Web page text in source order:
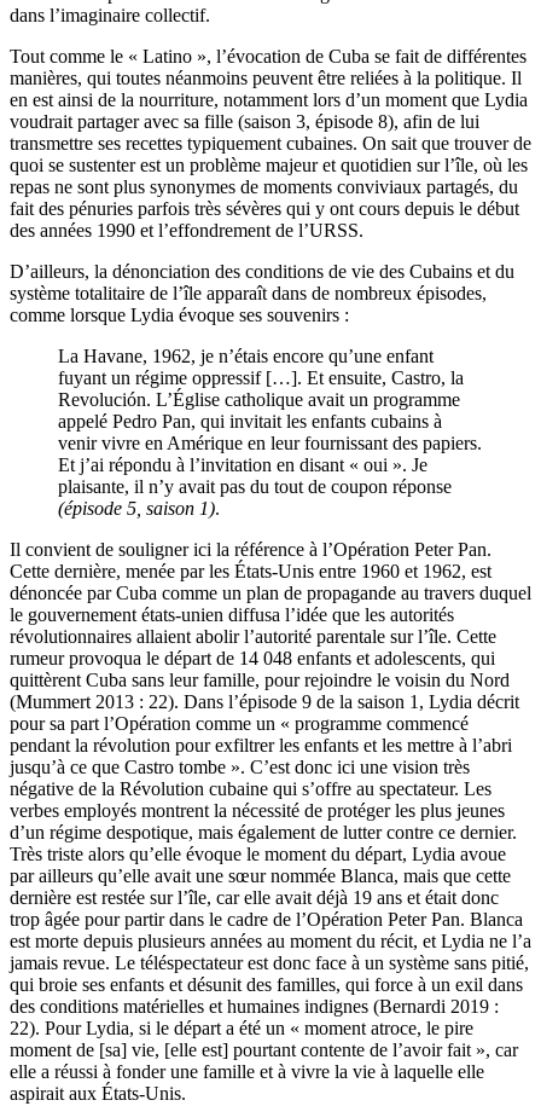
dans l’imaginaire collectif.
Tout comme le « Latino », l’évocation de Cuba se fait de différentes
manières, qui toutes néanmoins peuvent être reliées à la politique. Il
en est ainsi de la nourriture, notamment lors d’un moment que Lydia
voudrait partager avec sa fille (saison 3, épisode 8), afin de lui
transmettre ses recettes typiquement cubaines. On sait que trouver de
quoi se sustenter est un problème majeur et quotidien sur l’île, où les
repas ne sont plus synonymes de moments conviviaux partagés, du
fait des pénuries parfois très sévères qui y ont cours depuis le début
des années 1990 et l’effondrement de l’URSS.
D’ailleurs, la dénonciation des conditions de vie des Cubains et du
système totalitaire de l’île apparaît dans de nombreux épisodes,
comme lorsque Lydia évoque ses souvenirs :
La Havane, 1962, je n’étais encore qu’une enfant
fuyant un régime oppressif […]. Et ensuite, Castro, la
Revolución. L’Église catholique avait un programme
appelé Pedro Pan, qui invitait les enfants cubains à
venir vivre en Amérique en leur fournissant des papiers.
Et j’ai répondu à l’invitation en disant « oui ». Je
plaisante, il n’y avait pas du tout de coupon réponse
(épisode 5, saison 1).
Il convient de souligner ici la référence à l’Opération Peter Pan.
Cette dernière, menée par les États-Unis entre 1960 et 1962, est
dénoncée par Cuba comme un plan de propagande au travers duquel
le gouvernement états-unien diffusa l’idée que les autorités
révolutionnaires allaient abolir l’autorité parentale sur l’île. Cette
rumeur provoqua le départ de 14 048 enfants et adolescents, qui
quittèrent Cuba sans leur famille, pour rejoindre le voisin du Nord
(Mummert 2013 : 22). Dans l’épisode 9 de la saison 1, Lydia décrit
pour sa part l’Opération comme un « programme commencé
pendant la révolution pour exfiltrer les enfants et les mettre à l’abri
jusqu’à ce que Castro tombe ». C’est donc ici une vision très
négative de la Révolution cubaine qui s’offre au spectateur. Les
verbes employés montrent la nécessité de protéger les plus jeunes
d’un régime despotique, mais également de lutter contre ce dernier.
Très triste alors qu’elle évoque le moment du départ, Lydia avoue
par ailleurs qu’elle avait une sœur nommée Blanca, mais que cette
dernière est restée sur l’île, car elle avait déjà 19 ans et était donc
trop âgée pour partir dans le cadre de l’Opération Peter Pan. Blanca
est morte depuis plusieurs années au moment du récit, et Lydia ne l’a
jamais revue. Le téléspectateur est donc face à un système sans pitié,
qui broie ses enfants et désunit des familles, qui force à un exil dans
des conditions matérielles et humaines indignes (Bernardi 2019 :
22). Pour Lydia, si le départ a été un « moment atroce, le pire
moment de [sa] vie, [elle est] pourtant contente de l’avoir fait », car
elle a réussi à fonder une famille et à vivre la vie à laquelle elle
aspirait aux États-Unis.